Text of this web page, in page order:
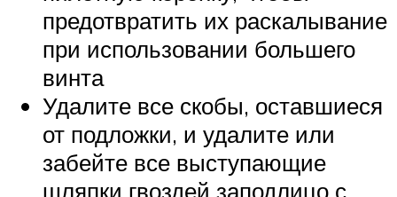
предотвратить их раскалывание
при использовании большего
винта
Удалите все скобы, оставшиеся
от подложки, и удалите или
забейте все выступающие
шляпки гвоздей заподлицо с